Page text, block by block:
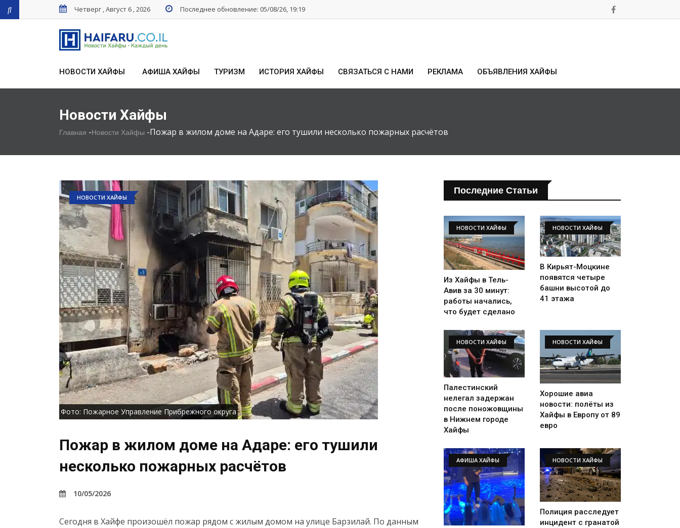
Четверг , Август 6 , 2026 Последнее обновление: 05/08/26, 19:19
НОВОСТИ ХАЙФЫ АФИША ХАЙФЫ ТУРИЗМ ИСТОРИЯ ХАЙФЫ СВЯЗАТЬСЯ С НАМИ РЕКЛАМА ОБЪЯВЛЕНИЯ ХАЙФЫ
Новости Хайфы
Главная -Новости Хайфы -Пожар в жилом доме на Адаре: его тушили несколько пожарных расчётов
НОВОСТИ ХАЙФЫ
Фото: Пожарное Управление Прибрежного округа
Пожар в жилом доме на Адаре: его тушили
несколько пожарных расчётов
10/05/2026
Сегодня в Хайфе произошёл пожар рядом с жилым домом на улице Барзилай. По данным
Последние Статьи
НОВОСТИ ХАЙФЫ
Из Хайфы в Тель-
Авив за 30 минут:
работы начались,
что будет сделано
НОВОСТИ ХАЙФЫ
В Кирьят-Моцкине
появятся четыре
башни высотой до
41 этажа
НОВОСТИ ХАЙФЫ
Палестинский
нелегал задержан
после поножовщины
в Нижнем городе
Хайфы
НОВОСТИ ХАЙФЫ
Хорошие авиа
новости: полёты из
Хайфы в Европу от 89
евро
АФИША ХАЙФЫ НОВОСТИ ХАЙФЫ
Полиция расследует
инцидент с гранатой